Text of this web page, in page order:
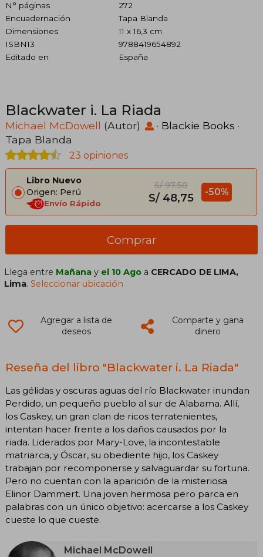
N° páginas
272
Encuadernación
Tapa Blanda
Dimensiones
11 x 16,3 cm
ISBN13
9788419654892
Editado en
España
Blackwater i. La Riada
Michael McDowell (Autor) · Blackie Books ·
Tapa Blanda
23 opiniones
Libro Nuevo
Origen: Perú
Envío Rápido
S/ 97,50
S/ 48,75 -50%
Comprar
Llega entre Mañana y el 10 Ago a CERCADO DE LIMA,
Lima.Seleccionar ubicación
Agregar a lista de
deseos
Comparte y gana
dinero
Reseña del libro "Blackwater i. La Riada"
Las gélidas y oscuras aguas del río Blackwater inundan
Perdido, un pequeño pueblo al sur de Alabama. Allí,
los Caskey, un gran clan de ricos terratenientes,
intentan hacer frente a los daños causados por la
riada. Liderados por Mary-Love, la incontestable
matriarca, y Óscar, su obediente hijo, los Caskey
trabajan por recomponerse y salvaguardar su fortuna.
Pero no cuentan con la aparición de la misteriosa
Elinor Dammert. Una joven hermosa pero parca en
palabras con un único objetivo: acercarse a los Caskey
cueste lo que cueste.
Michael McDowell